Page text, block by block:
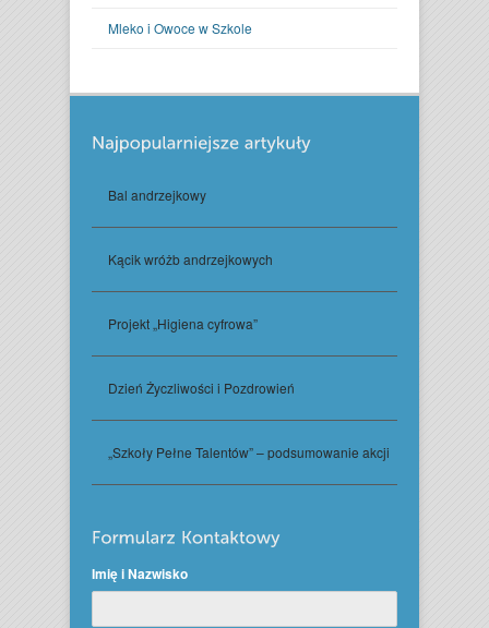
Mleko i Owoce w Szkole
Bal andrzejkowy
Kącik wróżb andrzejkowych
Projekt „Higiena cyfrowa”
Dzień Życzliwości i Pozdrowień
„Szkoły Pełne Talentów” – podsumowanie akcji
Imię i Nazwisko